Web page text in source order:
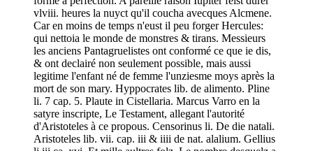
vlviii. heures la nuyct qu'il coucha avecques Alcmene.
Car en moins de temps n'eust il peu forger Hercules:
qui nettoia le monde de monstres & tirans. Messieurs
les anciens Pantagruelistes ont conformé ce que ie dis,
& ont declairé non seulement possible, mais aussi
legitime l'enfant né de femme l'unziesme moys après la
mort de son mary. Hyppocrates lib. de alimento. Pline
li. 7 cap. 5. Plaute in Cistellaria. Marcus Varro en la
satyre inscripte, Le Testament, allegant l'autorité
d'Aristoteles à ce propous. Censorinus li. De die natali.
Aristoteles lib. vii. cap. iii & iiii de nat. alalium. Gellius